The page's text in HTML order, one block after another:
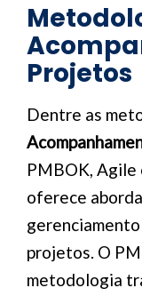
Projetos
Dentre as
PMBOK, Agile
oferece
projetos. O
metodologia